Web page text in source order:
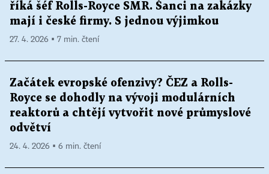
říká šéf Rolls-Royce SMR. Šanci na zakázky
mají i české firmy. S jednou výjimkou
27. 4. 2026 ▪ 7 min. čtení
Začátek evropské ofenzivy? ČEZ a Rolls-
Royce se dohodly na vývoji modulárních
reaktorů a chtějí vytvořit nové průmyslové
odvětví
24. 4. 2026 ▪ 6 min. čtení